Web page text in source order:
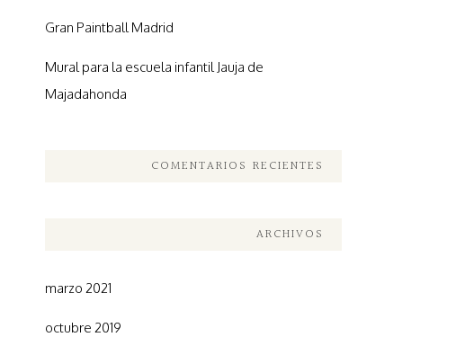
Gran Paintball Madrid
Mural para la escuela infantil Jauja de
Majadahonda
COMENTARIOS RECIENTES
ARCHIVOS
marzo 2021
octubre 2019